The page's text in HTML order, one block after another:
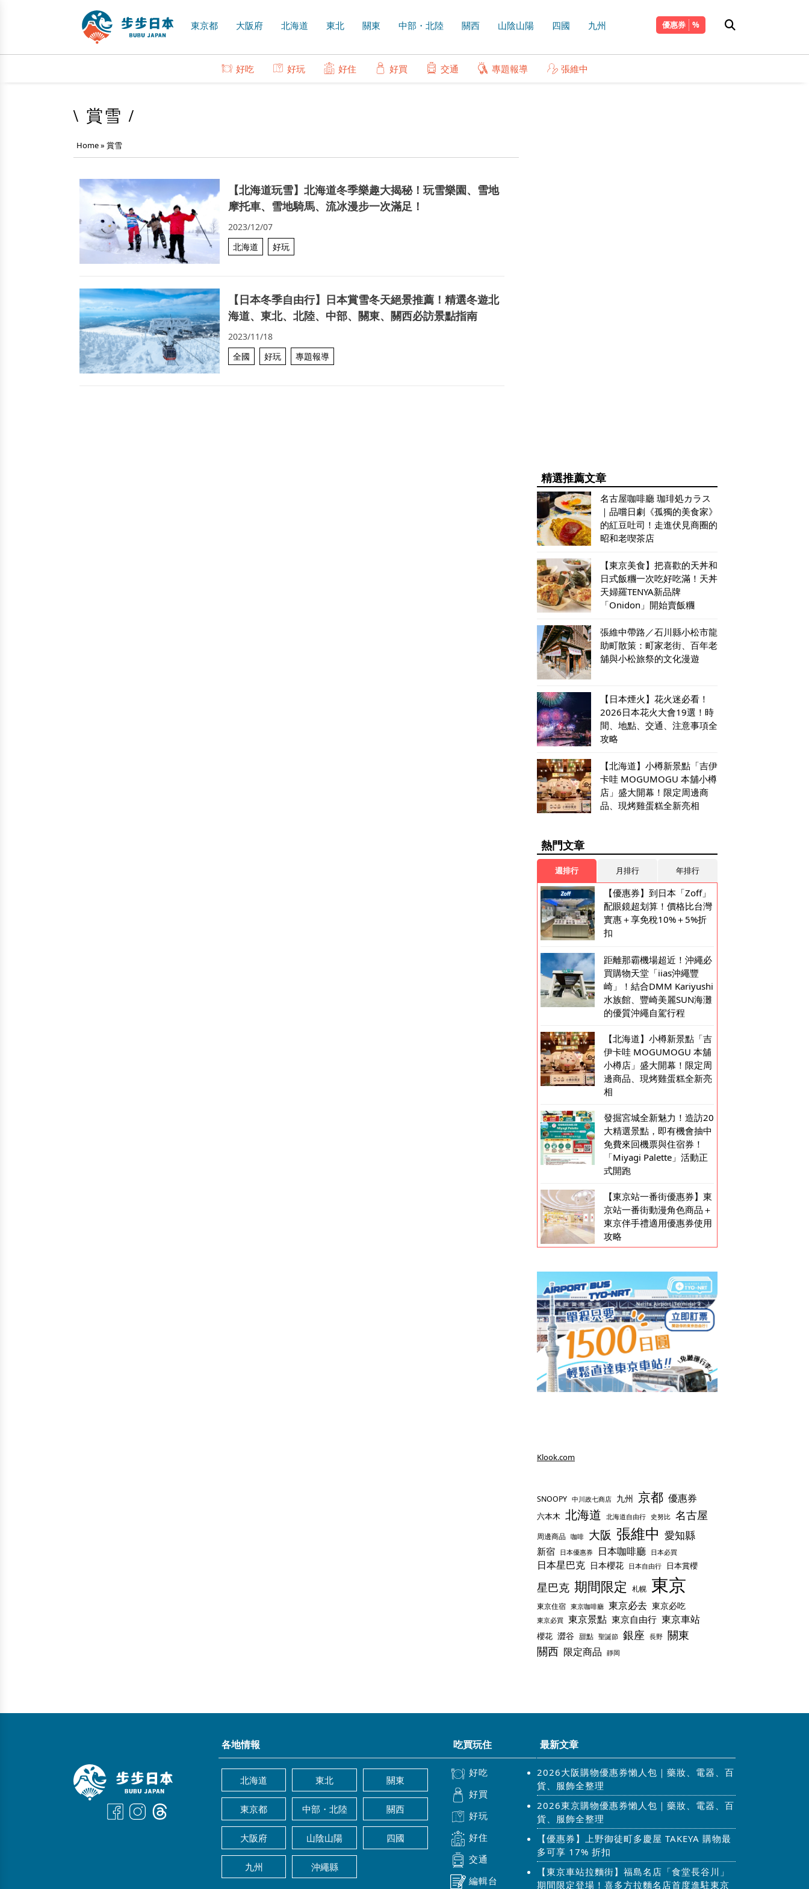
東京都 大阪府 北海道 東北 關東 中部・北陸 關西 山陰山陽 四國 九州 優惠券
好吃 好玩 好住 好買 交通 專題報導 張維中
\ 賞雪 /
Home» 賞雪
【北海道玩雪】北海道冬季樂趣大揭秘！玩雪樂園、雪地
摩托車、雪地騎馬、流冰漫步一次滿足！
2023/12/07
北海道
好玩
【日本冬季自由行】日本賞雪冬天絕景推薦！精選冬遊北
海道、東北、北陸、中部、關東、關西必訪景點指南
2023/11/18
全國
好玩 專題報導
精選推薦文章
名古屋咖啡廳 珈琲処カラス
｜品嚐日劇《孤獨的美食家》
的紅豆吐司！走進伏見商圈的
昭和老喫茶店
【東京美食】把喜歡的天丼和
日式飯糰一次吃好吃滿！天丼
天婦羅TENYA新品牌
「Onidon」開始賣飯糰
張維中帶路／石川縣小松市龍
助町散策：町家老街、百年老
舖與小松旅祭的文化漫遊
【日本煙火】花火迷必看！
2026日本花火大會19選！時
間、地點、交通、注意事項全
攻略
【北海道】小樽新景點「吉伊
卡哇 MOGUMOGU 本舖小樽
店」盛大開幕！限定周邊商
品、現烤雞蛋糕全新亮相
熱門文章
週排行 月排行 年排行
【優惠券】到日本「Zoff」
配眼鏡超划算！價格比台灣
實惠＋享免稅10%＋5%折
扣
距離那霸機場超近！沖繩必
買購物天堂「iias沖繩豐
崎」！結合DMM Kariyushi
水族館、豐崎美麗SUN海灘
的優質沖繩自駕行程
【北海道】小樽新景點「吉
伊卡哇 MOGUMOGU 本舖
小樽店」盛大開幕！限定周
邊商品、現烤雞蛋糕全新亮
相
發掘宮城全新魅力！造訪20
大精選景點，即有機會抽中
免費來回機票與住宿券！
「Miyagi Palette」活動正
式開跑
【東京站一番街優惠券】東
京站一番街動漫角色商品＋
東京伴手禮適用優惠券使用
攻略
Klook.com
SNOOPY 中川政七商店 九州 京都 優惠券
六本木 北海道 北海道自由行 史努比 名古屋
周邊商品 咖啡 大阪 張維中 愛知縣
新宿 日本優惠券 日本咖啡廳 日本必買
日本星巴克 日本櫻花 日本自由行 日本賞櫻
星巴克 期間限定 札幌 東京
東京住宿 東京咖啡廳 東京必去 東京必吃
東京必買 東京景點 東京自由行 東京車站
櫻花 澀谷 甜點 聖誕節 銀座 長野 關東
關西 限定商品 靜岡
各地情報
北海道 東北 關東
東京都 中部・北陸 關西
大阪府 山陰山陽 四國
九州 沖繩縣
吃買玩住
好吃
好買
好玩
好住
交通
編輯台
最新文章
2026大阪購物優惠券懶人包｜藥妝、電器、百
貨、服飾全整理
2026東京購物優惠券懶人包｜藥妝、電器、百
貨、服飾全整理
【優惠券】上野御徒町多慶屋 TAKEYA 購物最
多可享 17% 折扣
【東京車站拉麵街】福島名店「食堂長谷川」
期間限定登場！喜多方拉麵名店首度進駐東京